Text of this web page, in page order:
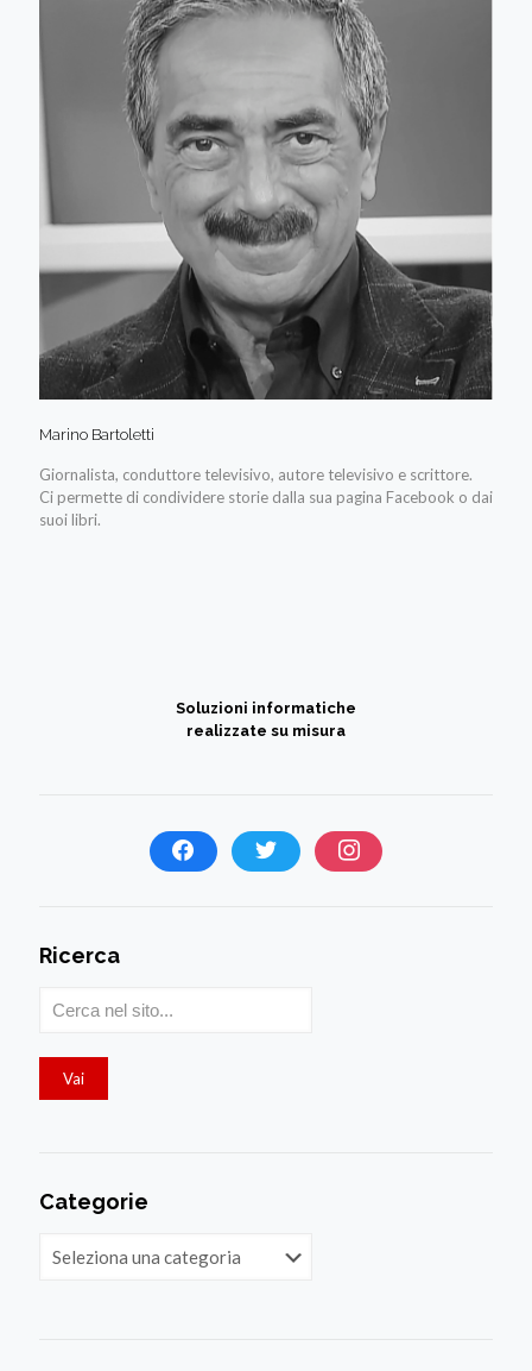
Marino Bartoletti
Giornalista, conduttore televisivo, autore televisivo e scrittore.
Ci permette di condividere storie dalla sua pagina Facebook o dai
suoi libri.
Soluzioni informatiche
realizzate su misura
Ricerca
Categorie